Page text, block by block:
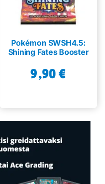
Pokémon SWSH4.5:
Shining Fates Booster
9,90€